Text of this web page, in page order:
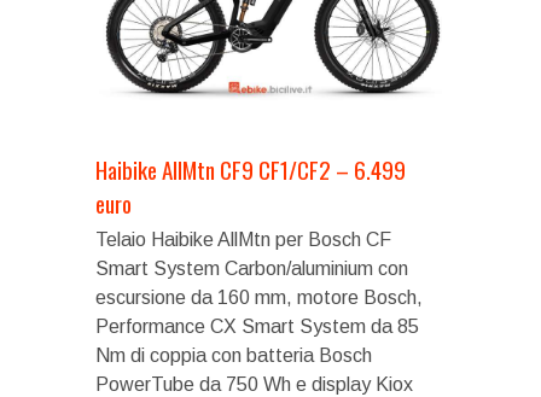
Haibike AllMtn CF9 CF1/CF2 – 6.499
euro
Telaio Haibike AllMtn per Bosch CF
Smart System Carbon/aluminium con
escursione da 160 mm, motore Bosch,
Performance CX Smart System da 85
Nm di coppia con batteria Bosch
PowerTube da 750 Wh e display Kiox